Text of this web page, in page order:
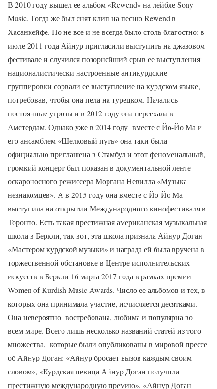
В 2010 году вышел ее альбом «Rewend» на лейбле Sony
Music. Тогда же был снят клип на песню Rewend в
Хасанкейфе. Но не все и не всегда было столь благостно: в
июле 2011 года Айнур пригласили выступить на джазовом
фестивале и случился позорнейший срыв ее выступления:
националистически настроенные антикурдские
группировки сорвали ее выступление на курдском языке,
потребовав, чтобы она пела на турецком. Начались
постоянные угрозы и в 2012 году она переехала в
Амстердам. Однако уже в 2014 году вместе с Йо-Йо Ма и
его ансамблем «Шелковый путь» она таки была
официально приглашена в Стамбул и этот феноменальный,
громкий концерт был показан в документальной ленте
оскароносного режиссера Моргана Невилла «Музыка
незнакомцев». А в 2015 году она вместе с Йо-Йо Ма
выступила на открытии Международного кинофестиваля в
Торонто. Есть такая престижная американская музыкальная
школа в Беркли, так вот, эта школа признала Айнур Доган
«Мастером курдской музыки» и награда ей была вручена в
торжественной обстановке в Центре исполнительских
искусств в Беркли 16 марта 2017 года в рамках премии
Women of Kurdish Music Awards. Число ее альбомов и тех, в
которых она принимала участие, исчисляется десятками.
Она невероятно востребована, любима и популярна во
всем мире. Всего лишь несколько названий статей из того
множества, которые были опубликованы в мировой прессе
об Айнур Доган: «Айнур бросает вызов каждым своим
словом», «Курдская певица Айнур Доган получила
престижную международную премию», «Айнур Доган